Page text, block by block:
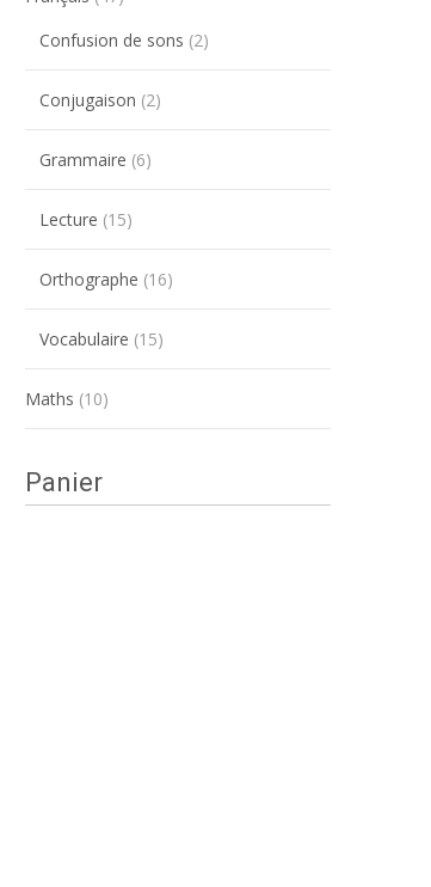
Confusion de sons (2)
Conjugaison (2)
Grammaire (6)
Lecture (15)
Orthographe (16)
Vocabulaire (15)
Maths (10)
Panier